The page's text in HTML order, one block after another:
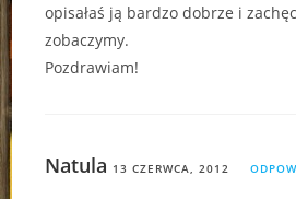
opisałaś ją bardzo dobrze i
zobaczymy.
Pozdrawiam!
Natula 13 CZERWCA, 2012